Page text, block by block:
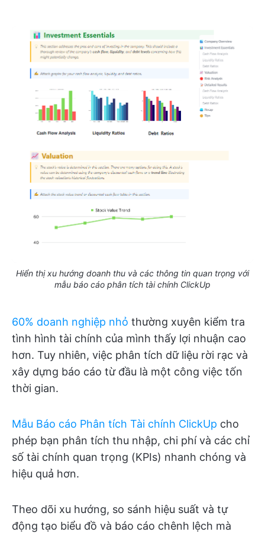
Hiển thị xu hướng doanh thu và các thông tin quan trọng với
mẫu báo cáo phân tích tài chính ClickUp
60% doanh nghiệp nhỏ thường xuyên kiểm tra
tình hình tài chính của mình thấy lợi nhuận cao
hơn. Tuy nhiên, việc phân tích dữ liệu rời rạc và
xây dựng báo cáo từ đầu là một công việc tốn
thời gian.
Mẫu Báo cáo Phân tích Tài chính ClickUp cho
phép bạn phân tích thu nhập, chi phí và các chỉ
số tài chính quan trọng (KPIs) nhanh chóng và
hiệu quả hơn.
Theo dõi xu hướng, so sánh hiệu suất và tự
động tạo biểu đồ và báo cáo chênh lệch mà